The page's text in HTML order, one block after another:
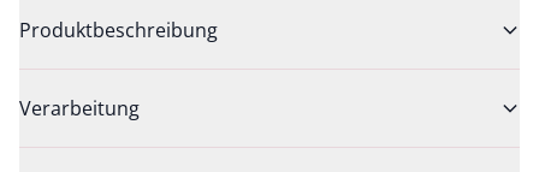
Produktbeschreibung
Verarbeitung